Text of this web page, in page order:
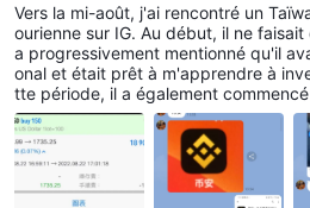
Vers la mi-août, j'ai rencontré un
ourienne sur IG. Au début, il ne
a progressivement mentionné qu'il
onal et était prêt à m'apprendre à
tte période, il a également
es rêves de gagner de l'argent
l'avenir et de construire une vie
au téléphone tous les jours pour
m'a demandé de suivre ses
MT5 et Pandora Finance Co., et de